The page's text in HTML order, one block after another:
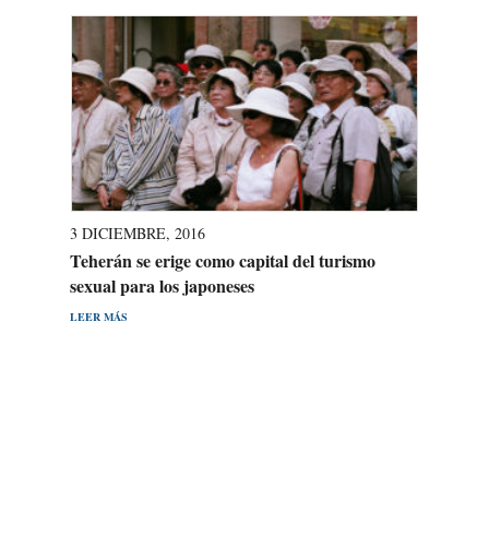
3 DICIEMBRE, 2016
Teherán se erige como capital del turismo
sexual para los japoneses
LEER MÁS